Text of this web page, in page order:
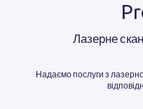
Лазерне
Надаємо послуги з